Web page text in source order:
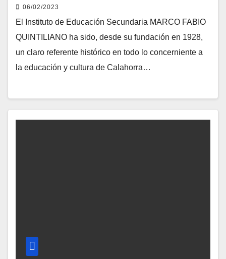
06/02/2023
El Instituto de Educación Secundaria MARCO FABIO
QUINTILIANO ha sido, desde su fundación en 1928,
un claro referente histórico en todo lo concerniente a
la educación y cultura de Calahorra…